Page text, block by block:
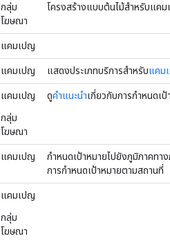
กลุ่ม
โฆษณา
โครงสร้างแบบต้นไม้สําหรับแค
แคมเปญ
แคมเปญ แสดงประเภทบริการสําหรับแคม
แคมเปญ
กลุ่ม
โฆษณา
ดูคำแนะนำเกี่ยวกับการกำหนดเ
แคมเปญ กำหนดเป้าหมายไปยังภูมิภาคทา
การกำหนดเป้าหมายตามสถานที่
แคมเปญ
กลุ่ม
โฆษณา